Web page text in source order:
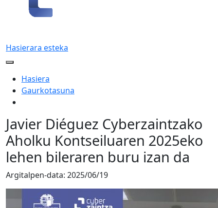
Hasierara esteka
Hasiera
Gaurkotasuna
Javier Diéguez Cyberzaintzako
Aholku Kontseiluaren 2025eko
lehen bileraren buru izan da
Argitalpen-data: 2025/06/19